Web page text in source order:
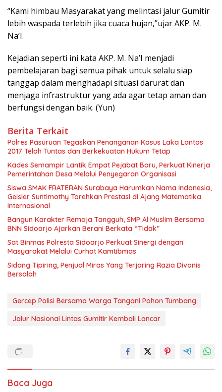
“Kami himbau Masyarakat yang melintasi jalur Gumitir
lebih waspada terlebih jika cuaca hujan,”ujar AKP. M.
Na’I.
Kejadian seperti ini kata AKP. M. Na’I menjadi
pembelajaran bagi semua pihak untuk selalu siap
tanggap dalam menghadapi situasi darurat dan
menjaga infrastruktur yang ada agar tetap aman dan
berfungsi dengan baik. (Yun)
Berita Terkait
Polres Pasuruan Tegaskan Penanganan Kasus Laka Lantas
2017 Telah Tuntas dan Berkekuatan Hukum Tetap
Kades Semampir Lantik Empat Pejabat Baru, Perkuat Kinerja
Pemerintahan Desa Melalui Penyegaran Organisasi
Siswa SMAK FRATERAN Surabaya Harumkan Nama Indonesia,
Geisler Suntimothy Torehkan Prestasi di Ajang Matematika
Internasional
Bangun Karakter Remaja Tangguh, SMP Al Muslim Bersama
BNN Sidoarjo Ajarkan Berani Berkata “Tidak”
Sat Binmas Polresta Sidoarjo Perkuat Sinergi dengan
Masyarakat Melalui Curhat Kamtibmas
Sidang Tipiring, Penjual Miras Yang Terjaring Razia Divonis
Bersalah
Gercep Polisi Bersama Warga Tangani Pohon Tumbang
Jalur Nasional Lintas Gumitir Kembali Lancar
Baca Juga